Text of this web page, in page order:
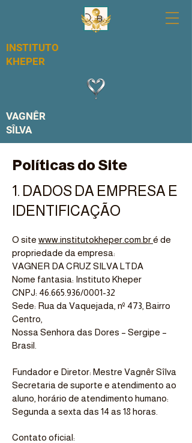
Busque o curso ou
INSTITUTO
KHEPER
VAGNÊR
SÎLVA
Políticas do Site
1. DADOS DA EMPRESA E
IDENTIFICAÇÃO
O site www.institutokheper.com.bré de
propriedade da empresa:
VAGNER DA CRUZ SILVA LTDA
Nome fantasia: Instituto Kheper
CNPJ: 46.665.936/0001-32
Sede: Rua da Vaquejada, nº 473, Bairro
Centro,
Nossa Senhora das Dores – Sergipe –
Brasil.
Fundador e Diretor: Mestre Vagnêr Sîlva
Secretaria de suporte e atendimento ao
aluno, horário de atendimento humano:
Segunda a sexta das 14 as 18 horas.
Contato oficial: